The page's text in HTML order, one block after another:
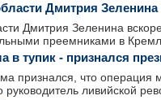
Дмитрия Зеленина
Дмитрия Зеленина
преемниками в
в тупик - признался
признался, что операция
руководитель ливийской